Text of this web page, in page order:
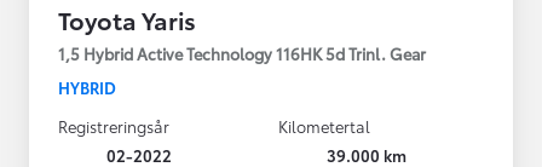
Toyota Yaris
1,5 Hybrid Active Technology 116HK 5d Trinl. Gear
HYBRID
Registreringsår
02-2022
Kilometertal
39.000 km